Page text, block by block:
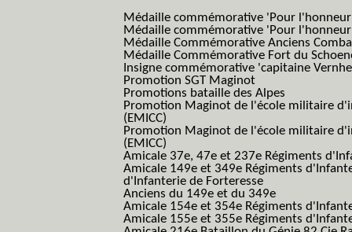
Médaille commémorative 'Pour
Médaille commémorative 'Pour
Médaille Commémorative Anciens
Médaille Commémorative Fort du
Insigne commémorative 'capitaine
Promotion SGT Maginot
Promotions bataille des Alpes
Promotion Maginot de l'école militaire
(EMICC)
Promotion Maginot de l'école militaire
(EMICC)
Amicale 37e, 47e et 237e Régiments
Amicale 149e et 349e Régiments
d'Infanterie de Forteresse
Anciens du 149e et du 349e
Amicale 154e et 354e Régiments
Amicale 155e et 355e Régiments